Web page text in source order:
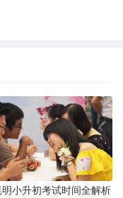
小升初考试时间全解析